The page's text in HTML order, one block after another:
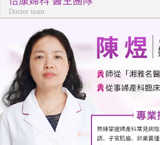
Doctor team